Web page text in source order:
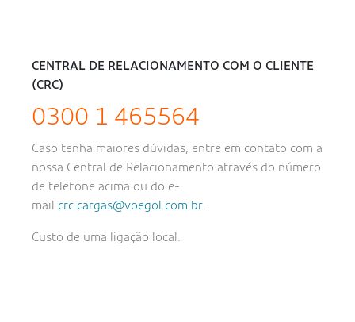
CENTRAL DE RELACIONAMENTO COM O CLIENTE
(CRC)
0300 1 465564
Caso tenha maiores dúvidas, entre em contato com a
nossa Central de Relacionamento através do número
de telefone acima ou do e-
mail crc.cargas@voegol.com.br.
Custo de uma ligação local.